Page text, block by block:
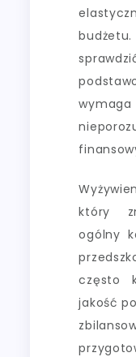
który
ogólny
często
jakość